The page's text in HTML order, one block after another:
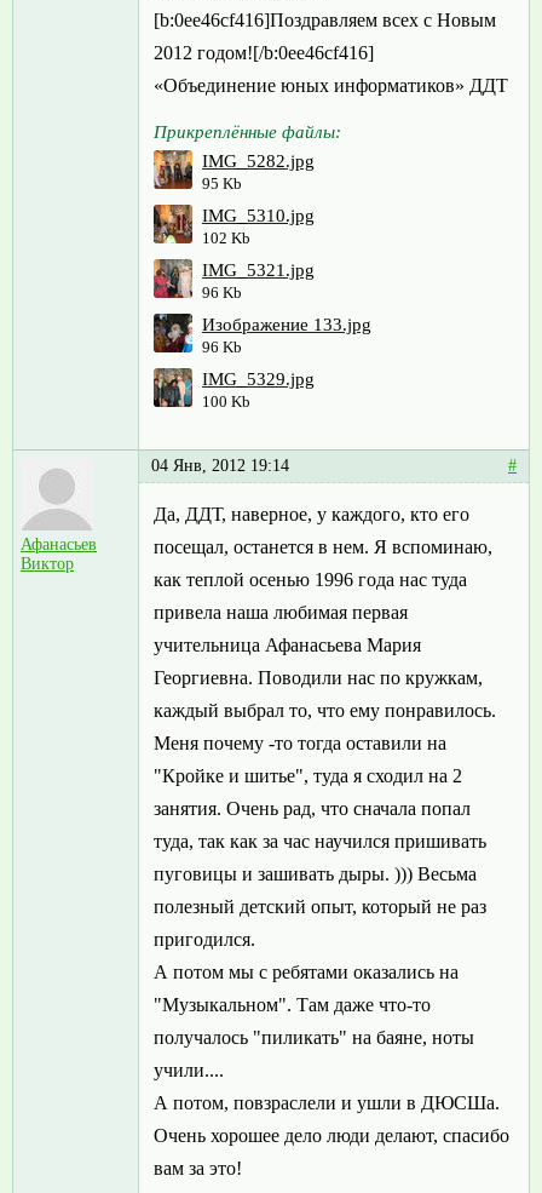
[b:0ee46cf416]Поздравляем всех с Новым
2012 годом![/b:0ee46cf416]
«Объединение юных информатиков» ДДТ
Прикреплённые файлы:
IMG_5282.jpg
95 Kb
IMG_5310.jpg
102 Kb
IMG_5321.jpg
96 Kb
Изображение 133.jpg
96 Kb
IMG_5329.jpg
100 Kb
Афанасьев
Виктор
04 Янв, 2012 19:14 #
Да, ДДТ, наверное, у каждого, кто его
посещал, останется в нем. Я вспоминаю,
как теплой осенью 1996 года нас туда
привела наша любимая первая
учительница Афанасьева Мария
Георгиевна. Поводили нас по кружкам,
каждый выбрал то, что ему понравилось.
Меня почему -то тогда оставили на
"Кройке и шитье", туда я сходил на 2
занятия. Очень рад, что сначала попал
туда, так как за час научился пришивать
пуговицы и зашивать дыры. ))) Весьма
полезный детский опыт, который не раз
пригодился.
А потом мы с ребятами оказались на
"Музыкальном". Там даже что-то
получалось "пиликать" на баяне, ноты
учили....
А потом, повзраслели и ушли в ДЮСШа.
Очень хорошее дело люди делают, спасибо
вам за это!